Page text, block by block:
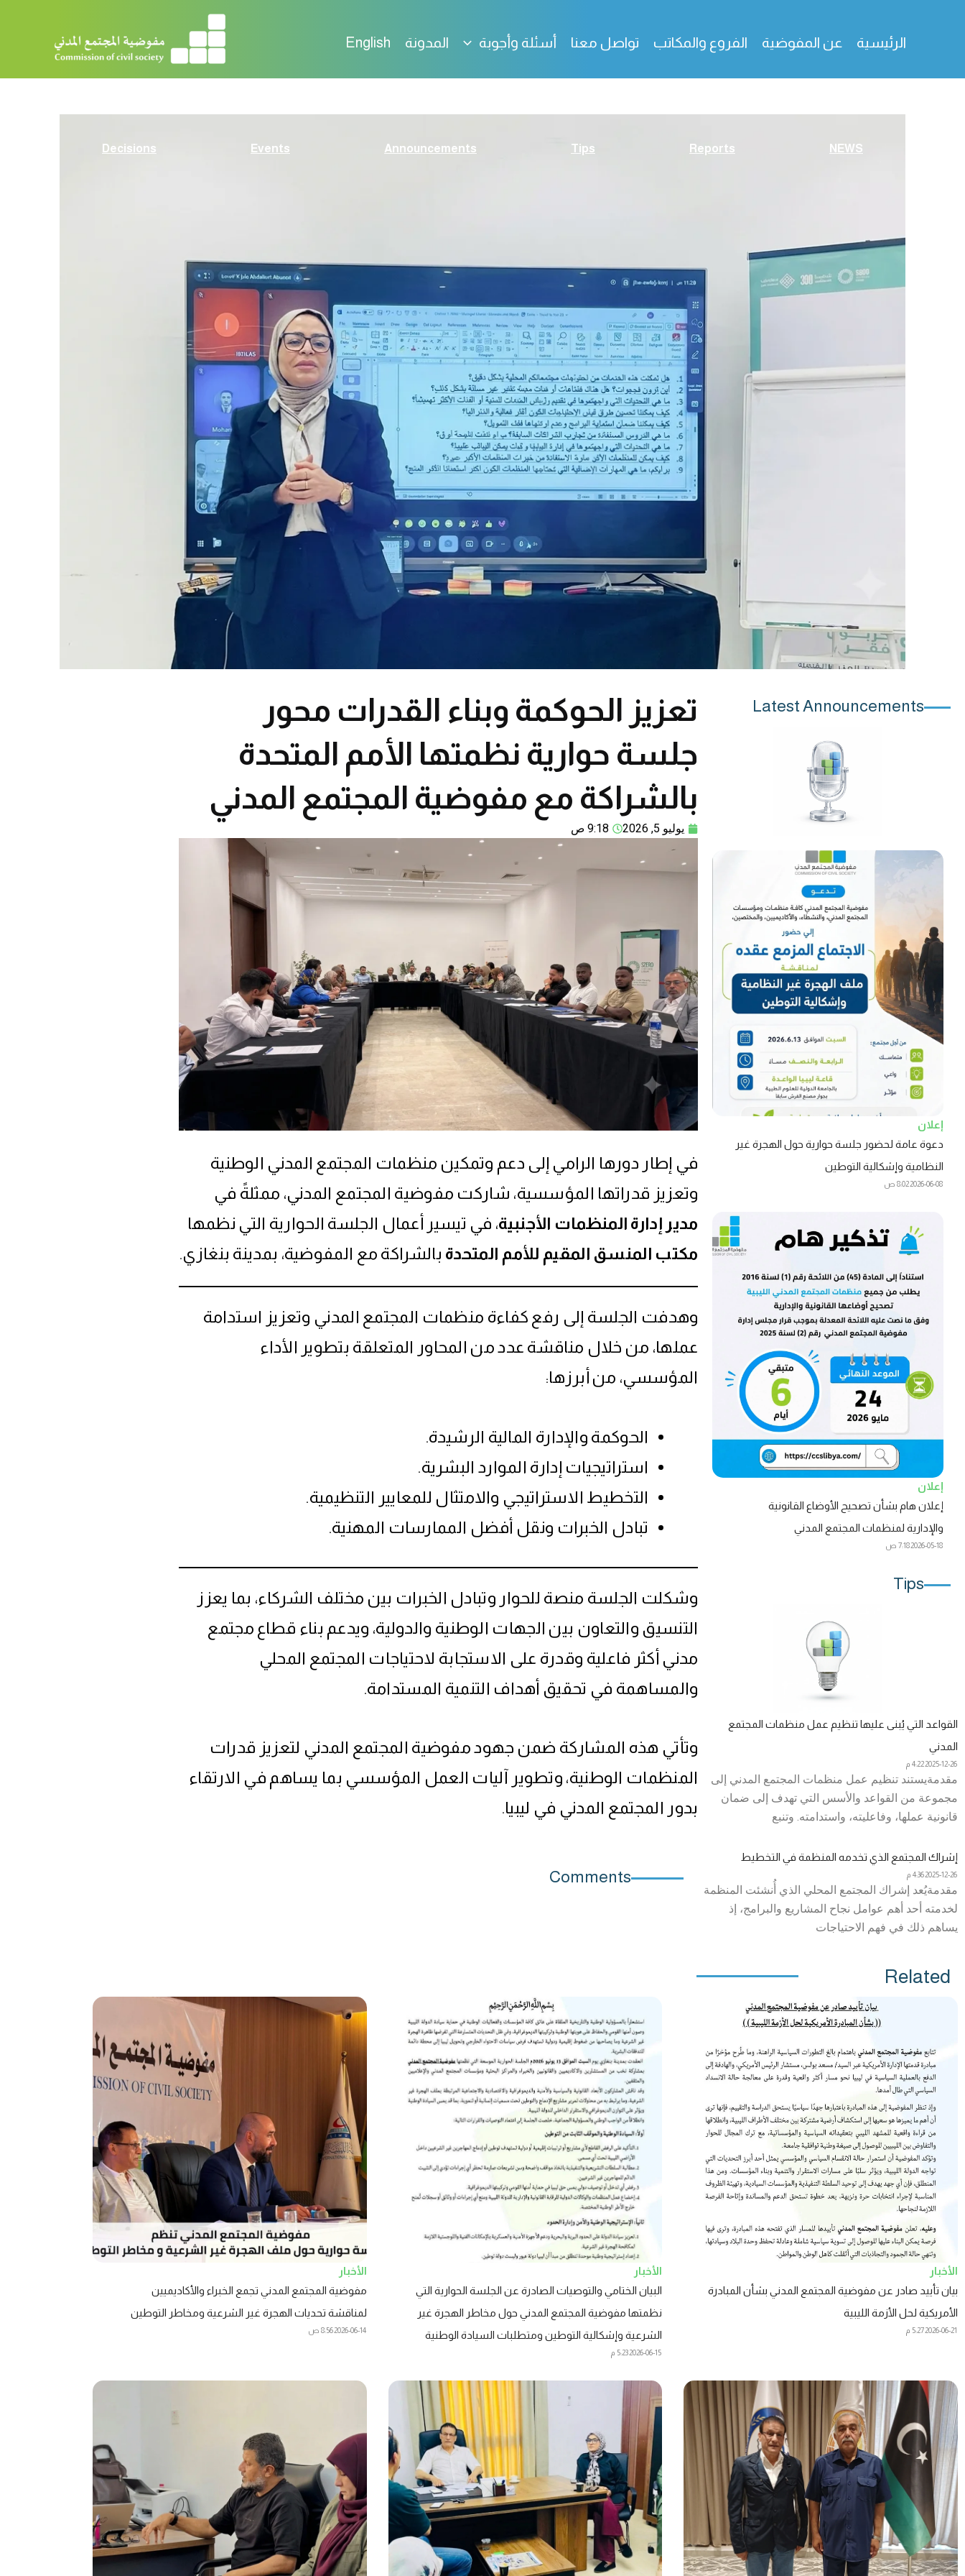
الرئيسية عن المفوضية الفروع والمكاتب تواصل معنا أسئلة وأجوبة المدونة English
NEWS
Reports
Tips
Announcements
Events
Decisions
Latest Announcements
إعلان
دعوة عامة لحضور جلسة حوارية حول الهجرة غير
النظامية وإشكالية التوطين
2026-06-088:02 ص
إعلان
إعلان هام بشأن تصحيح الأوضاع القانونية
والإدارية لمنظمات المجتمع المدني
2026-05-187:18 ص
Tips
القواعد التي يُبنى عليها تنظيم عمل منظمات المجتمع
المدني
2025-12-264:22 م
مقدمةيستند تنظيم عمل منظمات المجتمع المدني إلى
مجموعة من القواعد والأسس التي تهدف إلى ضمان
قانونية عملها، وفاعليته، واستدامته. وتنبع
إشراك المجتمع الذي تخدمه المنظمة في التخطيط
2025-12-264:36 م
مقدمةيُعد إشراك المجتمع المحلي الذي أُنشئت المنظمة
لخدمته أحد أهم عوامل نجاح المشاريع والبرامج، إذ
يساهم ذلك في فهم الاحتياجات
تعزيز الحوكمة وبناء القدرات محور
جلسة حوارية نظمتها الأمم المتحدة
بالشراكة مع مفوضية المجتمع المدني
يوليو 5, 2026 9:18 ص
في إطار دورها الرامي إلى دعم وتمكين منظمات المجتمع المدني الوطنية
وتعزيز قدراتها المؤسسية، شاركت مفوضية المجتمع المدني، ممثلةً في
مدير إدارة المنظمات الأجنبية، في تيسير أعمال الجلسة الحوارية التي نظمها
مكتب المنسق المقيم للأمم المتحدة بالشراكة مع المفوضية، بمدينة بنغازي.
وهدفت الجلسة إلى رفع كفاءة منظمات المجتمع المدني وتعزيز استدامة
عملها، من خلال مناقشة عدد من المحاور المتعلقة بتطوير الأداء
المؤسسي، من أبرزها:
الحوكمة والإدارة المالية الرشيدة.
استراتيجيات إدارة الموارد البشرية.
التخطيط الاستراتيجي والامتثال للمعايير التنظيمية.
تبادل الخبرات ونقل أفضل الممارسات المهنية.
وشكلت الجلسة منصة للحوار وتبادل الخبرات بين مختلف الشركاء، بما يعزز
التنسيق والتعاون بين الجهات الوطنية والدولية، ويدعم بناء قطاع مجتمع
مدني أكثر فاعلية وقدرة على الاستجابة لاحتياجات المجتمع المحلي
والمساهمة في تحقيق أهداف التنمية المستدامة.
وتأتي هذه المشاركة ضمن جهود مفوضية المجتمع المدني لتعزيز قدرات
المنظمات الوطنية، وتطوير آليات العمل المؤسسي بما يساهم في الارتقاء
بدور المجتمع المدني في ليبيا.
Comments
Related
الأخبار
بيان تأييد صادر عن مفوضية المجتمع المدني بشأن المبادرة
الأمريكية لحل الأزمة الليبية
2026-06-215:27 م
الأخبار
البيان الختامي والتوصيات الصادرة عن الجلسة الحوارية التي
نظمتها مفوضية المجتمع المدني حول مخاطر الهجرة غير
الشرعية وإشكالية التوطين ومتطلبات السيادة الوطنية
2026-06-155:23 م
الأخبار
مفوضية المجتمع المدني تجمع الخبراء والأكاديميين
لمناقشة تحديات الهجرة غير الشرعية ومخاطر التوطين
2026-06-148:56 ص